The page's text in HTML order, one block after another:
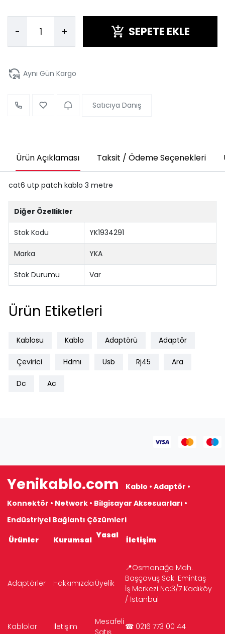
- + SEPETE EKLE
Aynı Gün Kargo
Satıcıya Danış
Ürün Açıklaması Taksit / Ödeme Seçenekleri
cat6 utp patch kablo 3 metre
Diğer Özellikler
Stok Kodu YK1934291
Marka YKA
Stok Durumu Var
Ürün Etiketleri
Kablosu Kablo Adaptörü Adaptör
Çevirici Hdmı Usb Rj45 Ara
Dc Ac
Yenikablo.com
Kablo • Adaptör •
Konnektör • Network • Bilgisayar Aksesuarları •
Endüstriyel Bağlantı Çözümleri
Ürünler
Kurumsal Yasal İletişim
Adaptörler Hakkımızda Üyelik
📍Osmanağa Mah.
Başçavuş Sok. Emintaş
İş Merkezi No:3/7 Kadıköy
/ İstanbul
Kablolar İletişim
Mesafeli ☎ 0216 773 00 44